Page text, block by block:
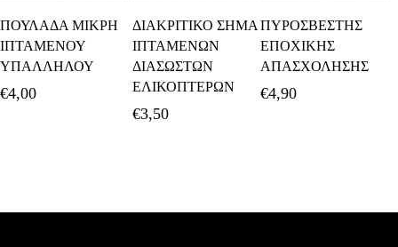
Καλάθι
ΠΟΥΛΑΔΑ ΜΙΚΡΗ
ΙΠΤΑΜΕΝΟΥ
ΥΠΑΛΛΗΛΟΥ
€4,00
Καλάθι
ΔΙΑΚΡΙΤΙΚΟ ΣΗΜΑ
ΙΠΤΑΜΕΝΩΝ
ΔΙΑΣΩΣΤΩΝ
ΕΛΙΚΟΠΤΕΡΩΝ
€3,50
Καλάθι
ΠΥΡΟΣΒΕΣΤΗΣ
ΕΠΟΧΙΚΗΣ
ΑΠΑΣΧΟΛΗΣΗΣ
€4,90